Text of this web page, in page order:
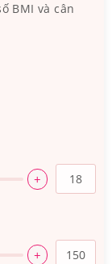
BMI và cân
+
+